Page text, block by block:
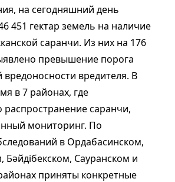
на сегодняшний день
451 гектар земель на наличие
саранчи. Из них на 176
превышение порога
вредителя. В
в 7 районах, где
распространение саранчи,
мониторинг. По
в Ордабасинском,
Сауранском и
приняты конкретные